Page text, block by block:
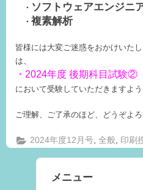
・ ソフトウェアエンジニ
・複素解析
皆様には大変ご迷惑をおかけいた
は、
・2024年度 後期科目試験②
において受験していただきますよう
ご理解、ご了承のほど、どうぞよ
2024年度12月号,全般, 印刷
メニュー